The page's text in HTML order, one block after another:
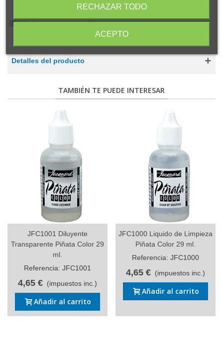
Añadir para comparar 0
Detalles del producto
TAMBIÉN TE PUEDE INTERESAR
JFC1001 Diluyente
Transparente Piñata Color 29
ml.
Referencia: JFC1001
4,65 € (impuestos inc.)
Añadir al carrito
JFC1000 Liquido de Limpieza
Piñata Color 29 ml.
Referencia: JFC1000
4,65 € (impuestos inc.)
Añadir al carrito
RECHAZAR TODO
ACEPTO